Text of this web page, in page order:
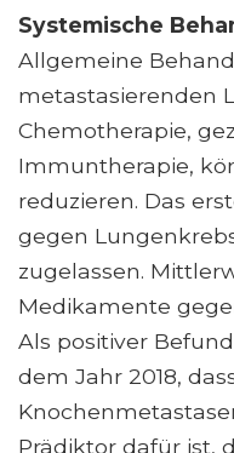
Systemische
Allgemeine
metastasierenden
Chemotherapie,
Immuntherapie,
reduzieren. Das
gegen
zugelassen.
Medikamente
Als positiver
dem Jahr 2018,
Prädiktor dafür ist,